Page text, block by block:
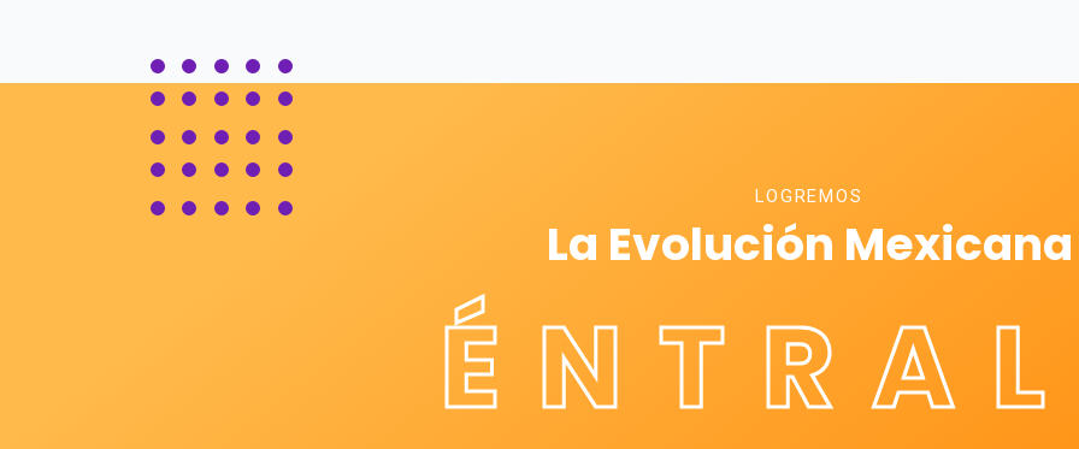
LOGREMOS
La Evolución Mexicana